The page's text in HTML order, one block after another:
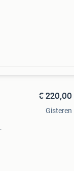
€ 220,00
Gisteren